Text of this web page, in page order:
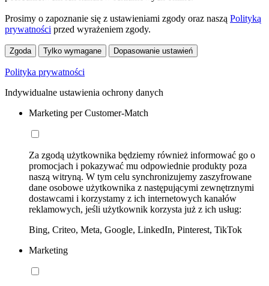
Prosimy o zapoznanie się z ustawieniami zgody oraz naszą Polityką
prywatności przed wyrażeniem zgody.
Zgoda Tylko wymagane Dopasowanie ustawień
Polityka prywatności
Indywidualne ustawienia ochrony danych
Marketing per Customer-Match
Za zgodą użytkownika będziemy również informować go o
promocjach i pokazywać mu odpowiednie produkty poza
naszą witryną. W tym celu synchronizujemy zaszyfrowane
dane osobowe użytkownika z następującymi zewnętrznymi
dostawcami i korzystamy z ich internetowych kanałów
reklamowych, jeśli użytkownik korzysta już z ich usług:
Bing, Criteo, Meta, Google, LinkedIn, Pinterest, TikTok
Marketing